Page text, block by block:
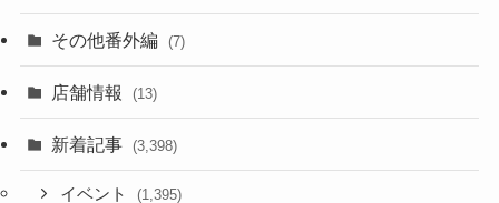
その他番外編 (7)
店舗情報 (13)
新着記事 (3,398)
イベント (1,395)